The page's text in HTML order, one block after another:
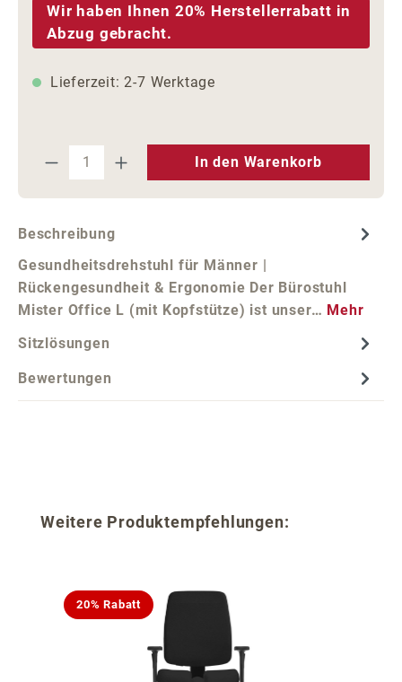
Wir haben Ihnen 20% Herstellerrabatt in
Abzug gebracht.
Lieferzeit: 2-7 Werktage
Produkt Anzahl: Gib den
In den Warenkorb
Beschreibung
Gesundheitsdrehstuhl für Männer |
Rückengesundheit & Ergonomie Der Bürostuhl
Mister Office L (mit Kopfstütze) ist unser… Mehr
Sitzlösungen
Bewertungen
Produktgalerie überspringen
Weitere Produktempfehlungen:
20% Rabatt